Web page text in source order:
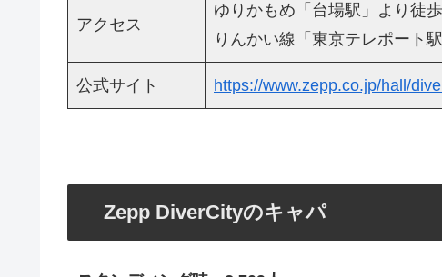
アクセス
ゆりかもめ「台場駅」より徒
りんかい線「東京テレポート
公式サイト https://www.zepp.co.jp/hall/
Zepp DiverCityのキャパ